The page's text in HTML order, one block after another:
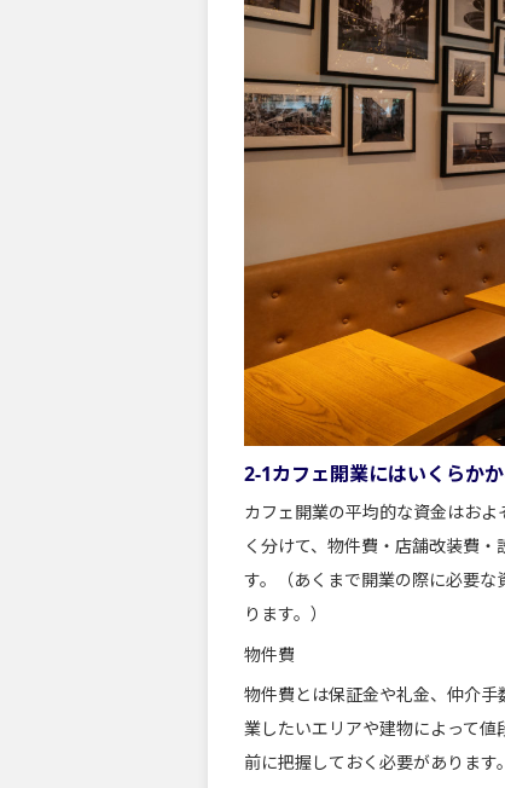
2-1カフェ開業にはいくらか
カフェ開業の平均的な資金はお
く分けて、物件費・店舗改装費
す。（あくまで開業の際に必要
ります。）
物件費
物件費とは保証金や礼金、仲介
業したいエリアや建物によって
前に把握しておく必要があります。